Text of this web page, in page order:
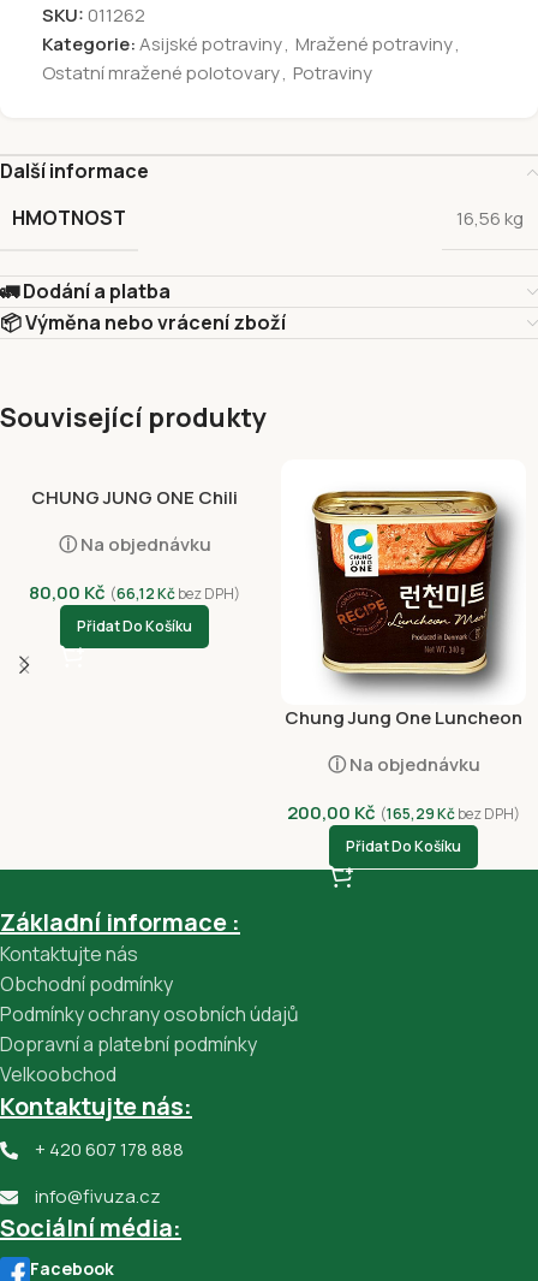
SKU:011262
Kategorie:Asijské potraviny, Mražené potraviny,
Ostatní mražené polotovary, Potraviny
Další informace
HMOTNOST
16,56 kg
🚛 Dodání a platba
📦 Výměna nebo vrácení zboží
Související produkty
CHUNG JUNG ONE Chili
Style 300g
ⓘ Na objednávku
80,00 Kč (66,12Kčbez DPH)
Přidat Do Košíku
Chung Jung One Luncheon
ⓘ Na objednávku
200,00 Kč (165,29Kčbez DPH)
Přidat Do Košíku
Základní informace :
Kontaktujte nás
Obchodní podmínky
Podmínky ochrany osobních údajů
Dopravní a platební podmínky
Velkoobchod
Kontaktujte nás:
+ 420 607 178 888
info@fivuza.cz
Sociální média:
Facebook